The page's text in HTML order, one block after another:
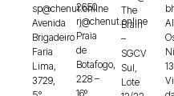
sp@chenut.online
Avenida
Brigadeiro
Faria
Lima,
3729,
2650
rj@chenut.online
Praia
de
Botafogo,
228 –
16º
The
Brain
–
SGCV
Sul,
Lote